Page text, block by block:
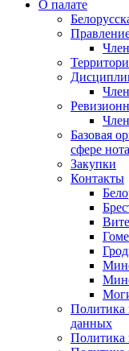
О палате
Базовая
сфере
Закупки
Контакты
Политика
данных
Политика